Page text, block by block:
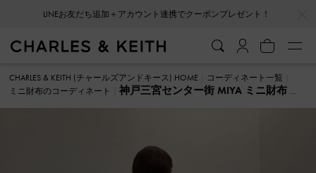
LINEお友だち追加＋アカウント連携でクーポンプレゼント！
CHARLES & KEITH (チャールズアンドキース) HOME
コーディネート一覧
ミニ財布のコーディネート
神戸三宮センター街 MIYA ミニ財布 の